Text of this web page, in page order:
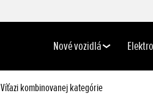
Nové vozidlá
Víťazi kombinovanej kategórie